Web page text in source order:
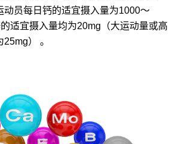
动员每日钙的适宜摄入量为1000～
适宜摄入量均为20mg（大运动量或高
） 。